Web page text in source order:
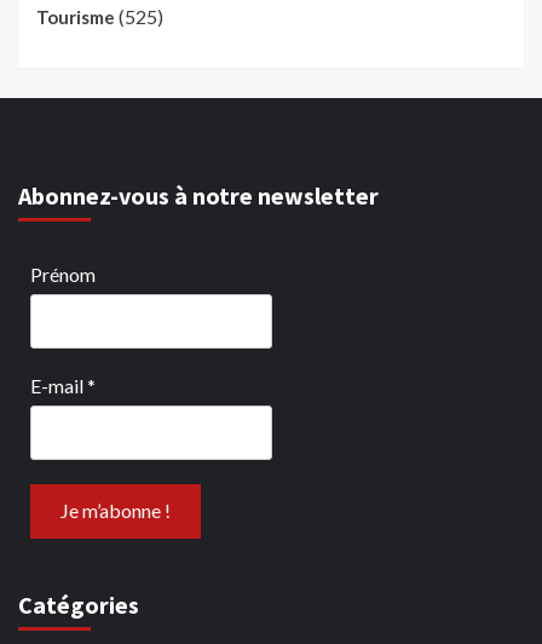
Tourisme (525)
Abonnez-vous à notre newsletter
Prénom
E-mail*
Catégories